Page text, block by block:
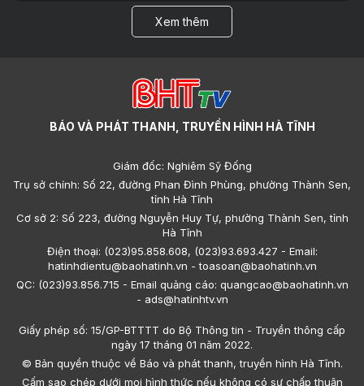
Xem thêm
BÁO VÀ PHÁT THANH, TRUYỀN HÌNH HÀ TĨNH
Giám đốc: Nghiêm Sỹ Đống
Trụ sở chính: Số 22, đường Phan Đình Phùng, phường Thành Sen,
tỉnh Hà Tĩnh
Cơ sở 2: Số 223, đường Nguyễn Huy Tự, phường Thành Sen, tỉnh
Hà Tĩnh
Điện thoại: (023)95.858.608, (023)93.693.427 - Email:
hatinhdientu@baohatinh.vn - toasoan@baohatinh.vn
QC: (023)93.856.715 - Email quảng cáo: quangcao@baohatinh.vn
- ads@hatinhtv.vn
Giấy phép số: 15/GP-BTTTT do Bộ Thông tin - Truyền thông cấp
ngày 17 tháng 01 năm 2022.
© Bản quyền thuộc về Báo và phát thanh, truyền hình Hà Tĩnh.
Cấm sao chép dưới mọi hình thức nếu không có sự chấp thuận